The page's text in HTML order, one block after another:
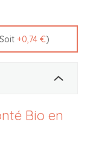
+0,74 €)
Bio en